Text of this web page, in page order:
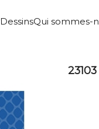
DessinsQui sommes-